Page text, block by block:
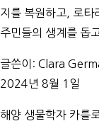
지를 복원하고, 로타
주민들의 생계를 돕
글쓴이: Clara
2024년 8월 1일
해양 생물학자 카를